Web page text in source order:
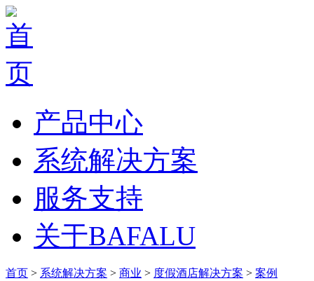
产品中心
系统解决方案
服务支持
关于BAFALU
首页 > 系统解决方案 > 商业 > 度假酒店解决方案 > 案例